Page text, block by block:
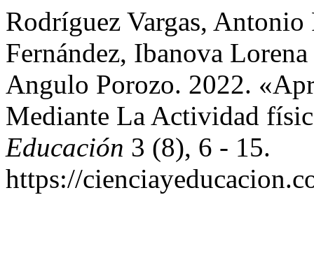
Rodríguez Vargas,
Fernández, Ibanova
Angulo Porozo. 2022.
Mediante La Actividad
Educación 3 (8), 6 - 15.
https://